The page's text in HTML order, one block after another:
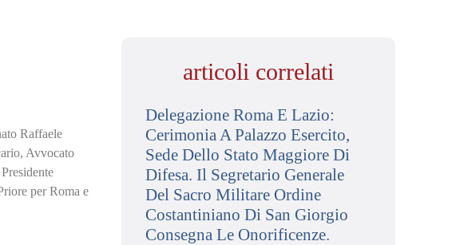
Raffaele
Avvocato
per Roma e
articoli correlati
Delegazione Roma E Lazio:
Cerimonia A Palazzo Esercito,
Sede Dello Stato Maggiore Di
Difesa. Il Segretario Generale
Del Sacro Militare Ordine
Costantiniano Di San Giorgio
Consegna Le Onorificenze.